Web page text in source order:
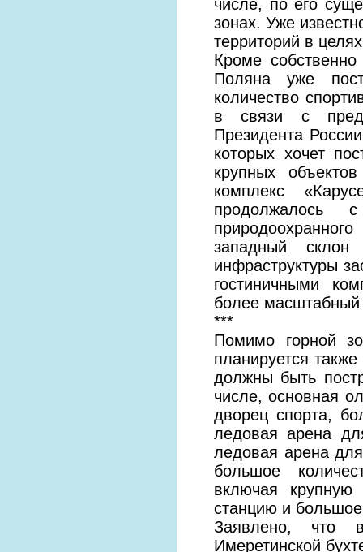
числе, по его
зонах. Уже
территорий в
Кроме
Поляна уже
количество
в связи с
Президента
которых хочет
крупных
комплекс
продолжалось
западный
инфраструктуры
гостиничными
более масштабный
***
Помимо горной
планируется
должны быть
числе, основная
дворец спорта,
ледовая арена
ледовая арена
большое
включая крупную
станцию и большое
Заявлено, что
Имеретинской